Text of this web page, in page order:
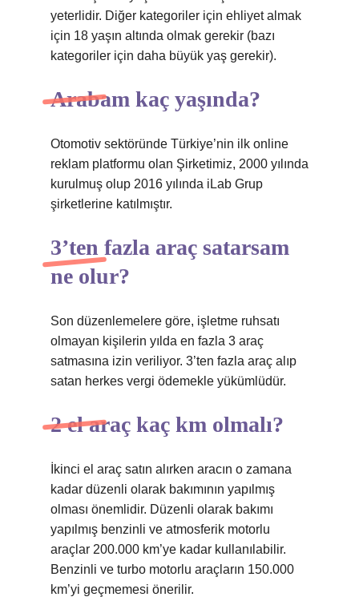
yeterlidir. Diğer kategoriler için ehliyet almak
için 18 yaşın altında olmak gerekir (bazı
kategoriler için daha büyük yaş gerekir).
Arabam kaç yaşında?
Otomotiv sektöründe Türkiye’nin ilk online
reklam platformu olan Şirketimiz, 2000 yılında
kurulmuş olup 2016 yılında iLab Grup
şirketlerine katılmıştır.
3’ten fazla araç satarsam
ne olur?
Son düzenlemelere göre, işletme ruhsatı
olmayan kişilerin yılda en fazla 3 araç
satmasına izin veriliyor. 3’ten fazla araç alıp
satan herkes vergi ödemekle yükümlüdür.
2 el araç kaç km olmalı?
İkinci el araç satın alırken aracın o zamana
kadar düzenli olarak bakımının yapılmış
olması önemlidir. Düzenli olarak bakımı
yapılmış benzinli ve atmosferik motorlu
araçlar 200.000 km’ye kadar kullanılabilir.
Benzinli ve turbo motorlu araçların 150.000
km’yi geçmemesi önerilir.